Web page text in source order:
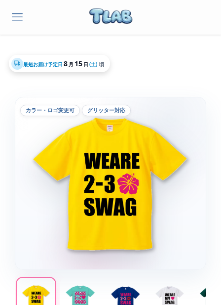
最短お届け予定日 8 月 15 日 (土) 頃
カラー・ロゴ変更可 グリッター対応